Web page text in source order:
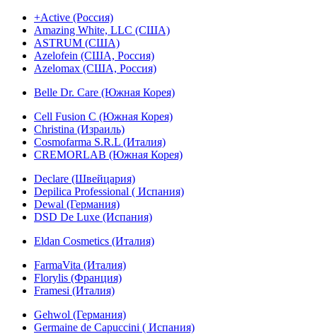
+Active (Россия)
Amazing White, LLC (США)
ASTRUM (США)
Azelofein (США, Россия)
Azelomax (США, Россия)
Belle Dr. Care (Южная Корея)
Cell Fusion C (Южная Корея)
Christina (Израиль)
Cosmofarma S.R.L (Италия)
CREMORLAB (Южная Корея)
Declare (Швейцария)
Depilica Professional ( Испания)
Dewal (Германия)
DSD De Luxe (Испания)
Eldan Cosmetics (Италия)
FarmaVita (Италия)
Florylis (Франция)
Framesi (Италия)
Gehwol (Германия)
Germaine de Capuccini ( Испания)